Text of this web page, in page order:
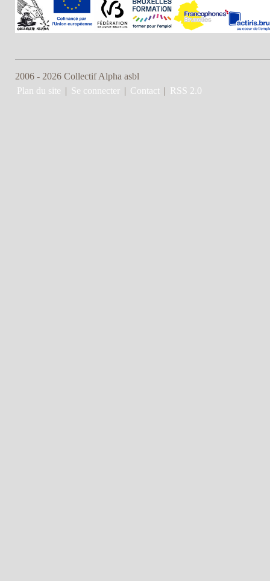
2006 - 2026 Collectif Alpha asbl
Plan du site
Se connecter Contact RSS 2.0